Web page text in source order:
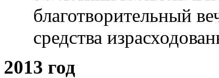
благотворительный
средства
2013 год